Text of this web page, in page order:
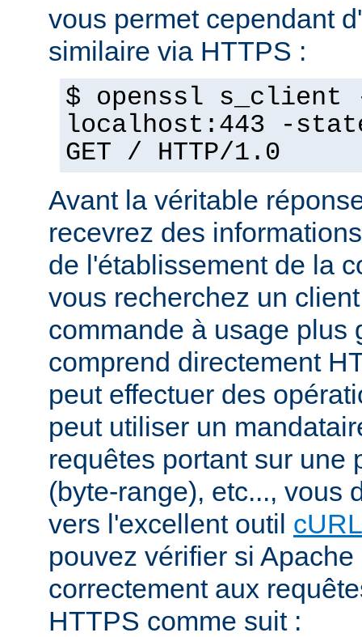
vous permet cependant
similaire via HTTPS :
$ openssl s_client
localhost:443 -
GET / HTTP/1.0
Avant la véritable
recevrez des
de l'établissement de la
vous recherchez un
commande à usage plus
comprend directement
peut effectuer des
peut utiliser un
requêtes portant sur une
(byte-range), etc..., vous
vers l'excellent outil cURL
pouvez vérifier si
correctement aux
HTTPS comme suit :